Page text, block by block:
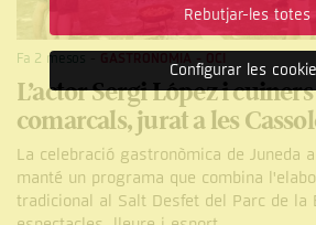
Fa 2 mesos -
L’actor Sergi López i
comarcals, jurat a les
La celebració gastronòmica de Juneda
manté un programa que combina
tradicional al Salt Desfet del Parc de la
Rebutjar-les totes
Configurar les